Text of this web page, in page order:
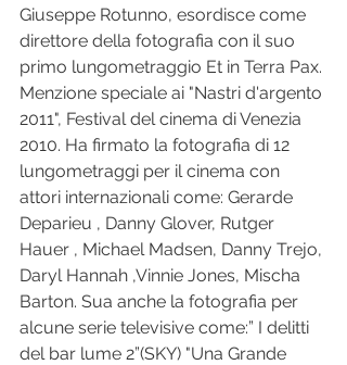
Giuseppe Rotunno, esordisce come
direttore della fotografia con il suo
primo lungometraggio Et in Terra Pax.
Menzione speciale ai "Nastri d'argento
2011", Festival del cinema di Venezia
2010. Ha firmato la fotografia di 12
lungometraggi per il cinema con
attori internazionali come: Gerarde
Deparieu , Danny Glover, Rutger
Hauer , Michael Madsen, Danny Trejo,
Daryl Hannah ,Vinnie Jones, Mischa
Barton. Sua anche la fotografia per
alcune serie televisive come:” I delitti
del bar lume 2”(SKY) "Una Grande